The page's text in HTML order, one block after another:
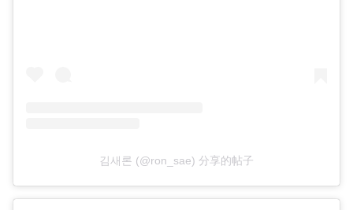
김새론 (@ron_sae) 分享的帖子